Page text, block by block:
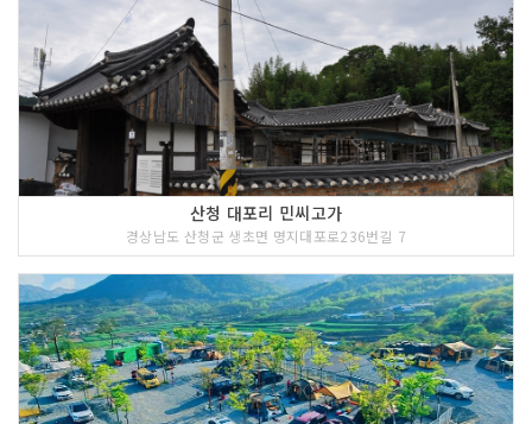
산청 대포리 민씨고가
경상남도 산청군 생초면 명지대포로236번길 7